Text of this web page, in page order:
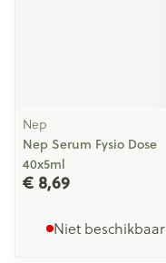
Nep
Nep Serum Fysio Dose
40x5ml
€ 8,69
Niet beschikbaar